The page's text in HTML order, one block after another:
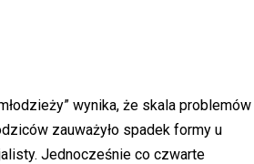
wynika, że skala problemów
zauważyło spadek formy u
Jednocześnie co czwarte